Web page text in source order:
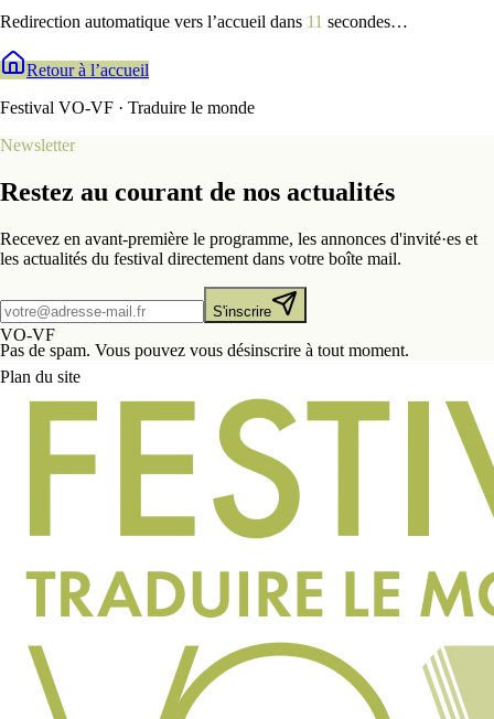
Redirection automatique vers l’accueil dans 9 secondes…
Retour à l’accueil
Festival VO-VF · Traduire le monde
Newsletter
Restez au courant de nos actualités
Recevez en avant-première le programme, les annonces d'invité·es et
les actualités du festival directement dans votre boîte mail.
S'inscrire
Pas de spam. Vous pouvez vous désinscrire à tout moment.
VO-VF
Plan du site